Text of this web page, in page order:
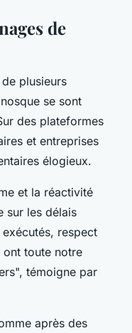
de
plusieurs
se sont
des plateformes
et entreprises
élogieux.
et la réactivité
sur les délais
respect
toute notre
témoigne par
après des